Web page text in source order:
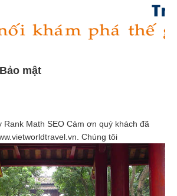
mật
Rank Math SEO Cám ơn quý khách đã
Chúng tôi